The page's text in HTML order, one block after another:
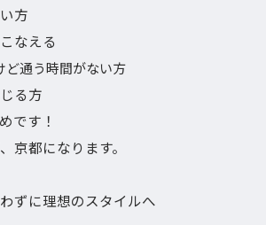
方
なえる
ど通う時間がない方
る方
です！
京都になります。
ずに理想のスタイルへ